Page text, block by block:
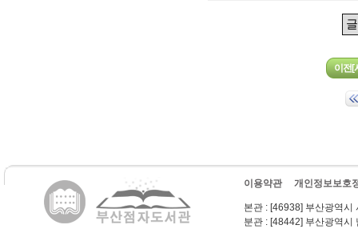
이용약관 개인정보보호
본관 : [46938] 부산광역
분관 : [48442] 부산광역